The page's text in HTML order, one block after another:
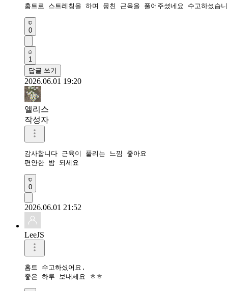
홈트로 스트레칭을 하며 뭉친 근육을 풀어주셨네요 수고하셨습
0
1
답글 쓰기
2026.06.01 19:20
앨리스
작성자
감사합니다 근육이 풀리는 느낌 좋아요
편안한 밤 되세요
0
2026.06.01 21:52
LeeJS
홈트 수고하셨어요.
좋은 하루 보내세요 ㅎㅎ